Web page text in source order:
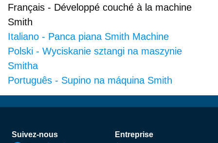
Français - Développé couché à la machine
Smith
Italiano - Panca piana Smith Machine
Polski - Wyciskanie sztangi na maszynie
Smitha
Português - Supino na máquina Smith
Pied de page
Suivez-nous Entreprise